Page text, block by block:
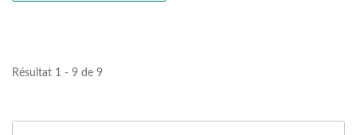
Résultat 1 - 9 de 9